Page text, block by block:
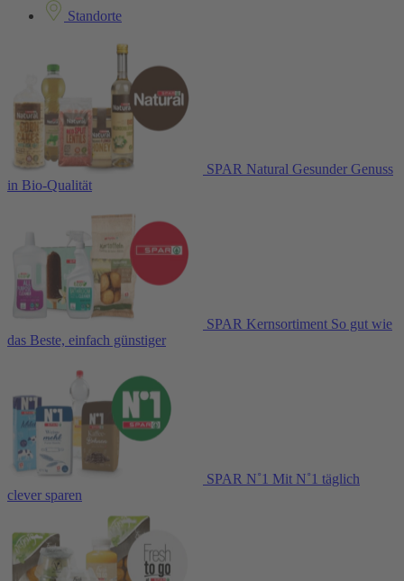
Standorte
SPAR Natural Gesunder Genuss
in Bio-Qualität
SPAR Kernsortiment So gut wie
das Beste, einfach günstiger
SPAR N˚1 Mit N˚1 täglich
clever sparen